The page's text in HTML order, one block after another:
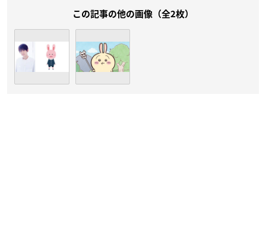
この記事の他の画像（全2枚）